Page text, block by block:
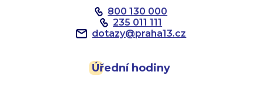
800 130 000
235 011 111
dotazy@praha13.cz
Úřední hodiny